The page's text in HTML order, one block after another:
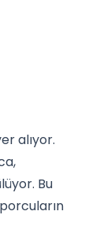
alıyor.
Bu